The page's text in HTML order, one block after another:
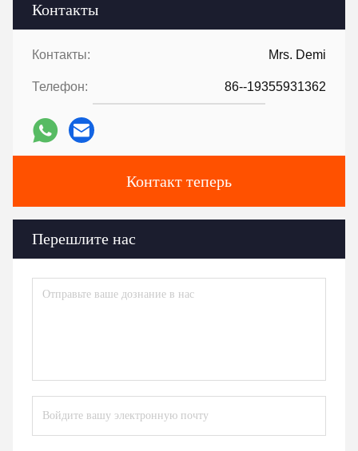
Контакты
Контакты: Mrs. Demi
Телефон: 86--19355931362
Контакт теперь
Перешлите нас